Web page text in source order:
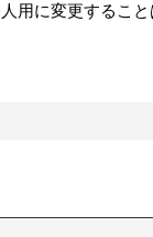
用に変更するこ